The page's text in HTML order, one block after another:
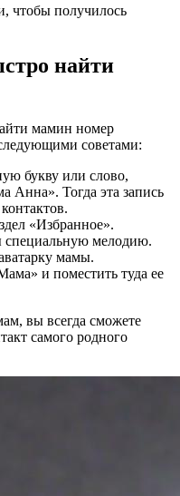
чтобы получилось
найти
мамин номер
советами:
букву или слово,
Тогда эта запись
«Избранное».
специальную мелодию.
мамы.
и поместить туда ее
вы всегда сможете
самого родного